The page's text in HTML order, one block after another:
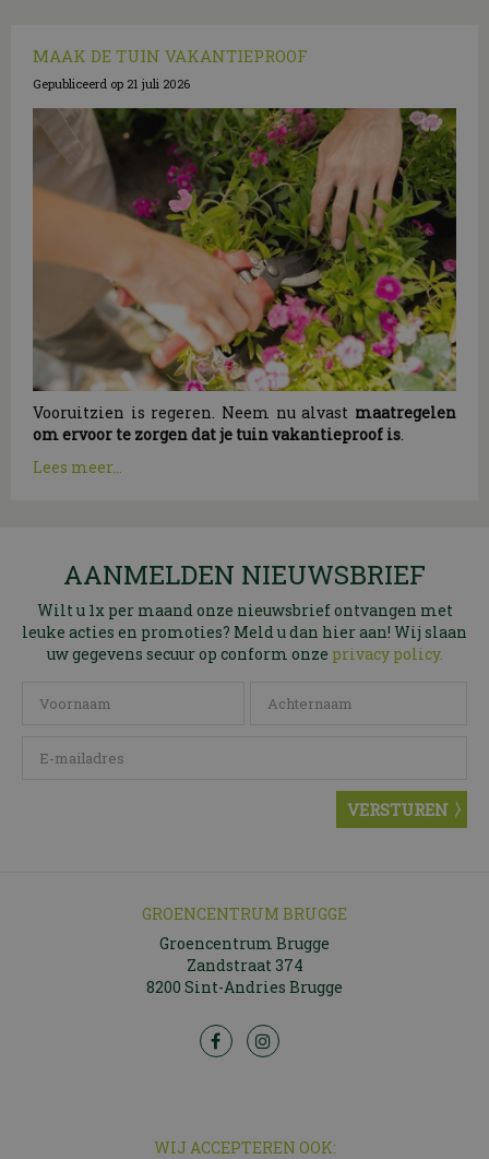
MAAK DE TUIN VAKANTIEPROOF
Gepubliceerd op 21 juli 2026
Vooruitzien is regeren. Neem nu alvast maatregelen
om ervoor te zorgen dat je tuin vakantieproof is.
Lees meer...
AANMELDEN NIEUWSBRIEF
Wilt u 1x per maand onze nieuwsbrief ontvangen met
leuke acties en promoties? Meld u dan hier aan! Wij slaan
uw gegevens secuur op conform onze privacy policy.
GROENCENTRUM BRUGGE
Groencentrum Brugge
Zandstraat 374
8200 Sint-Andries Brugge
WIJ ACCEPTEREN OOK: